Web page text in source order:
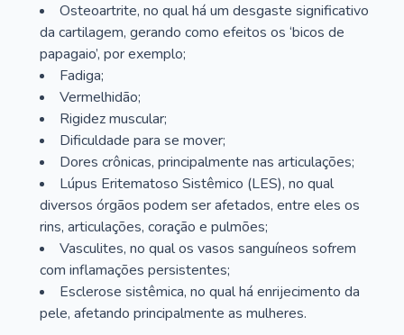
Osteoartrite, no qual há um desgaste significativo
da cartilagem, gerando como efeitos os ‘bicos de
papagaio’, por exemplo;
Fadiga;
Vermelhidão;
Rigidez muscular;
Dificuldade para se mover;
Dores crônicas, principalmente nas articulações;
Lúpus Eritematoso Sistêmico (LES), no qual
diversos órgãos podem ser afetados, entre eles os
rins, articulações, coração e pulmões;
Vasculites, no qual os vasos sanguíneos sofrem
com inflamações persistentes;
Esclerose sistêmica, no qual há enrijecimento da
pele, afetando principalmente as mulheres.